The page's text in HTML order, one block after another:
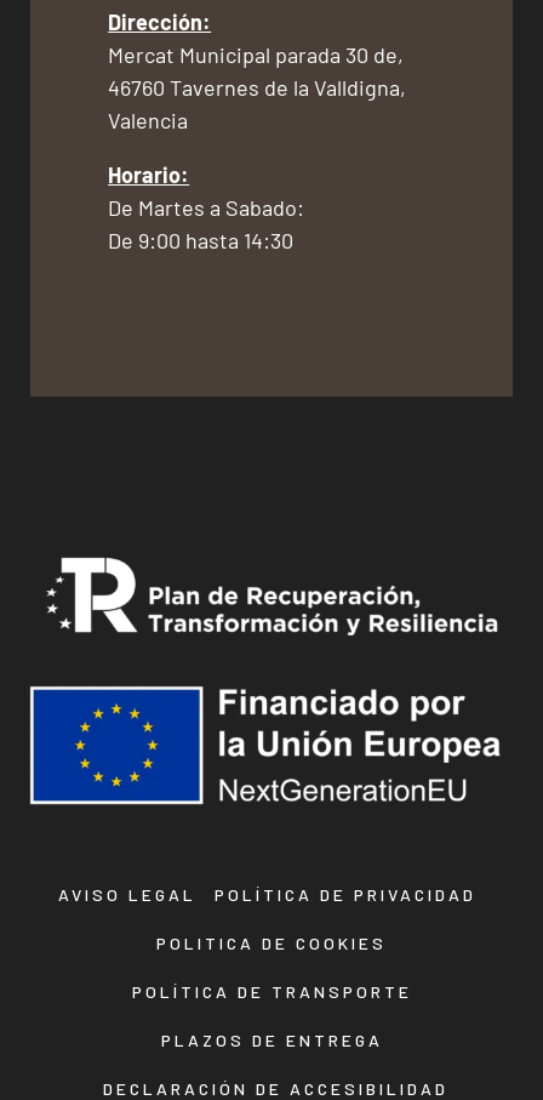
Dirección:
Mercat Municipal parada 30 de,
46760 Tavernes de la Valldigna,
Valencia
Horario:
De Martes a Sabado:
De 9:00 hasta 14:30
AVISO LEGAL POLÍTICA DE PRIVACIDAD
POLITICA DE COOKIES
POLÍTICA DE TRANSPORTE
PLAZOS DE ENTREGA
DECLARACIÓN DE ACCESIBILIDAD